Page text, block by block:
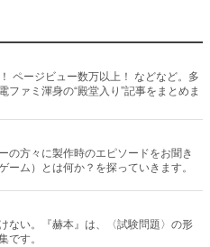
ページビュー数万以上！ などなど。多
ファミ渾身の“殿堂入り”記事をまとめま
の方々に製作時のエピソードをお聞き
ーム）とは何か？を探っていきます。
ない。『赫本』は、〈試験問題〉の形
です。